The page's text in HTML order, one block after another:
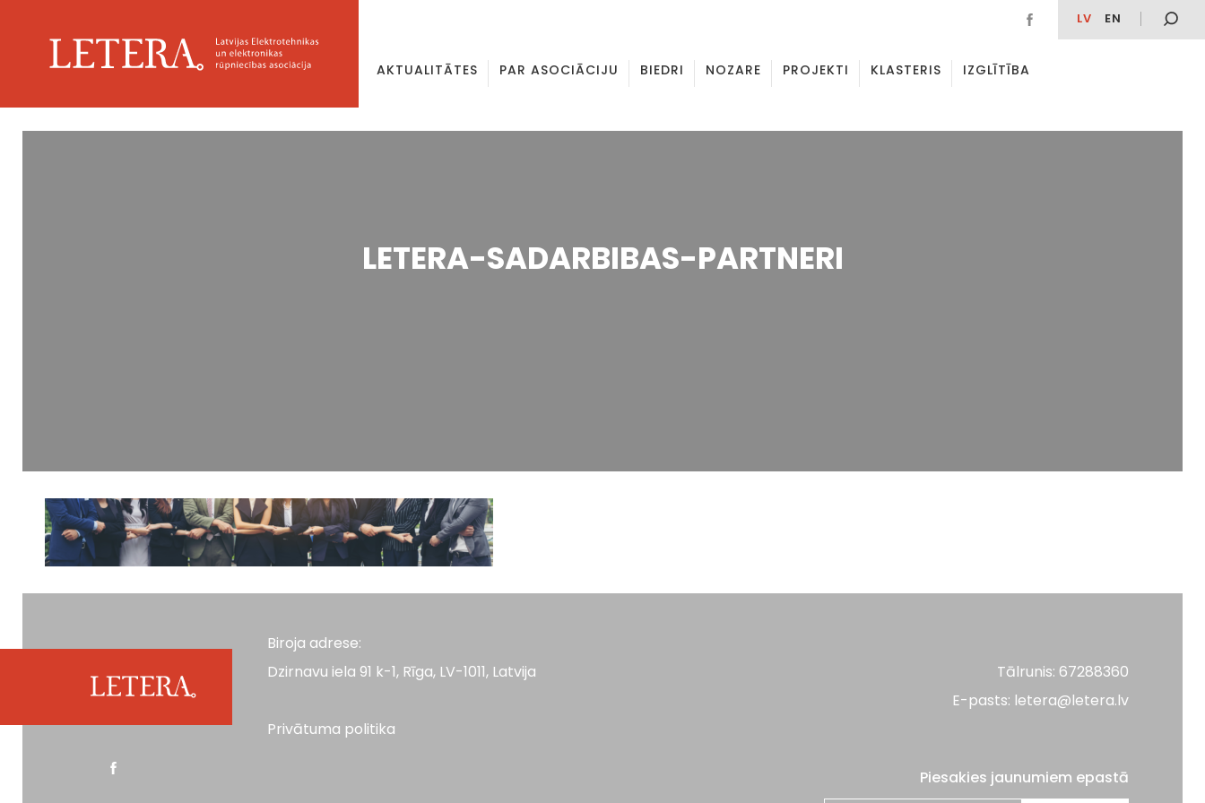
LV EN
AKTUALITĀTES PAR ASOCIĀCIJU BIEDRI NOZARE PROJEKTI KLASTERIS IZGLĪTĪBA
LETERA-SADARBIBAS-PARTNERI
Biroja adrese:
Dzirnavu iela 91 k-1, Rīga, LV-1011, Latvija
Privātuma politika
Tālrunis: 67288360
E-pasts: letera@letera.lv
Piesakies jaunumiem epastā